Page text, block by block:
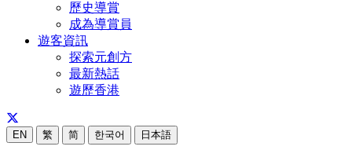
歷史導賞
成為導賞員
遊客資訊
探索元創方
最新熱話
遊歷香港
EN 繁 简 한국어 日本語